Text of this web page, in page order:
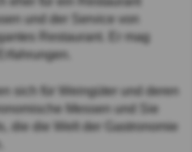
und der Service von
Restaurant. Er mag
sich für Weingüter und deren
Messen und Sie
die die Welt der Gastronomie